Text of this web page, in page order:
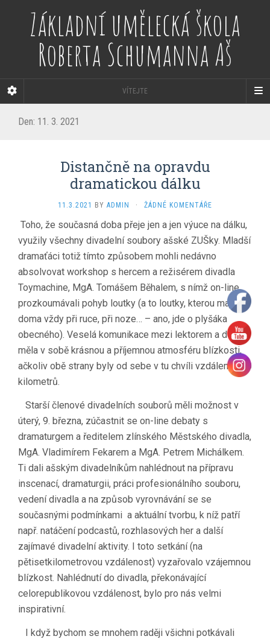
Základní umělecká škola
Roberta Schumanna Aš
VÍTEJTE
Den: 11. 3. 2021
Distančně na opravdu
dramatickou dálku
11.3.2021 BY ADMIN · ŽÁDNÉ KOMENTÁŘE
Toho, že současná doba přeje jen a jen výuce na dálku,
využily všechny divadelní soubory ašské ZUŠky. Mladší
dramaťáci totiž tímto způsobem mohli nedávno
absolvovat workshop s hercem a režisérem divadla
Toymachine, MgA. Tomášem Běhalem, s nímž on-line
prozkoumávali pohyb loutky (a to loutky, kterou mají
doma vždy při ruce, při noze… – ano, jde o plyšáka
obecného). Veselá komunikace mezi lektorem a dětmi
měla v sobě krásnou a příjemnou atmosféru blízkosti,
ačkoliv obě strany byly od sebe v tu chvíli vzdáleny 250
kilometrů.
Starší členové divadelních souborů měli možnost v
úterý, 9. března, zúčastnit se on-line debaty s
dramaturgem a ředitelem zlínského Městského divadla,
MgA. Vladimírem Fekarem a MgA. Petrem Michálkem.
Ti dali ašským divadelníkům nahlédnout na přípravu
inscenací, dramaturgii, práci profesionálního souboru,
vedení divadla a na způsob vyrovnávání se se
současnými podmínkami a aktuální tvorbu, k níž patří
např. natáčení podcastů, rozhlasových her a další
zajímavé divadelní aktivity. I toto setkání (na
pětisetkilometrovou vzdálenost) vyzařovalo vzájemnou
blízkost. Nahlédnutí do divadla, překonávající
celorepublikovou vzdálenost, bylo pro nás velmi
inspirativní.
I když bychom se mnohem raději všichni potkávali